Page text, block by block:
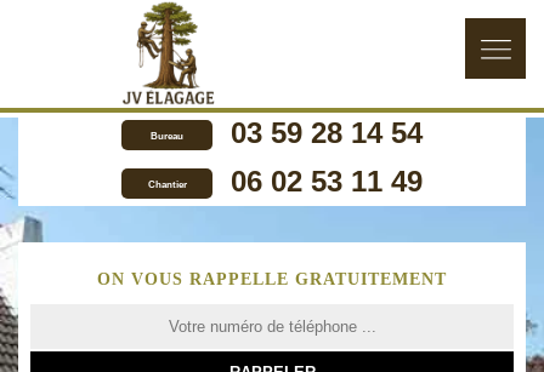
Bureau 03 59 28 14 54
Chantier 06 02 53 11 49
ON VOUS RAPPELLE GRATUITEMENT